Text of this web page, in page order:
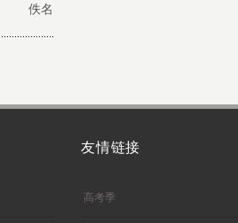
佚名
友情链接
高考季